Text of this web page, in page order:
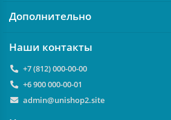
Дополнительно
Наши контакты
+7 (812) 000-00-00
+6 900 000-00-01
admin@unishop2.site